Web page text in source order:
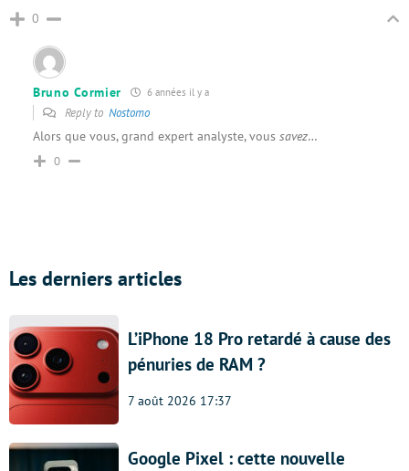
0
Bruno Cormier 6 années il y a
Reply to Nostomo
Alors que vous, grand expert analyste, vous savez…
0
Les derniers articles
L’iPhone 18 Pro retardé à cause des
pénuries de RAM ?
7 août 2026 17:37
Google Pixel : cette nouvelle